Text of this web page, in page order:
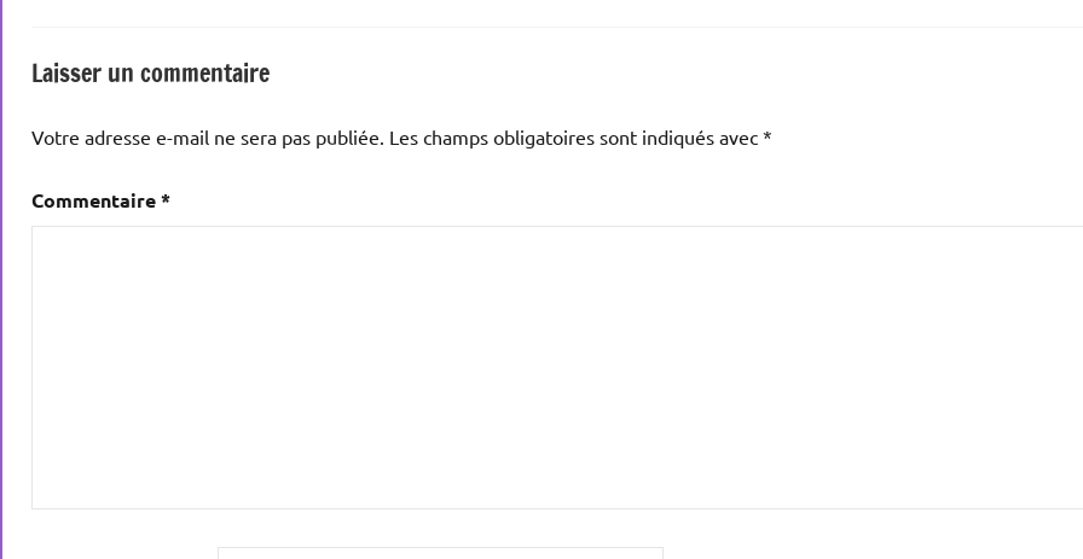
Laisser un commentaire
Votre adresse e-mail ne sera pas publiée. Les champs obligatoires sont indiqués avec *
Commentaire*